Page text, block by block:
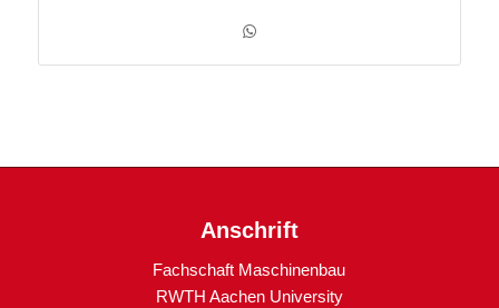
Anschrift
Fachschaft Maschinenbau
RWTH Aachen University